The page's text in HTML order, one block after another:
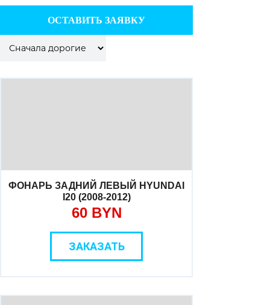
ОСТАВИТЬ ЗАЯВКУ
ФОНАРЬ ЗАДНИЙ ЛЕВЫЙ HYUNDAI
I20 (2008-2012)
60 BYN
ЗАКАЗАТЬ